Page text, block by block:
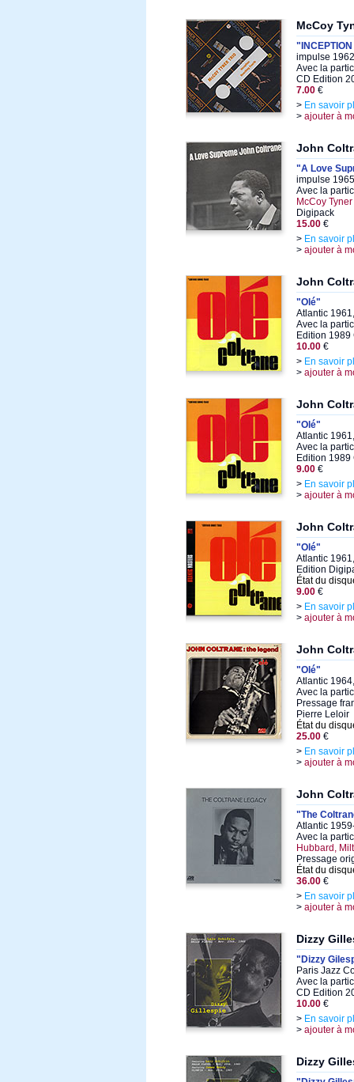
McCoy
impulse
Avec la
CD Edition
7.00 €
> En savoir
> ajouter à
John
"A Love
impulse
Avec la
McCoy Tyner
Digipack
15.00 €
> En savoir
> ajouter à
John
"Olé"
Atlantic
Avec la
Edition 1989
10.00 €
> En savoir
> ajouter à
John
"Olé"
Atlantic
Avec la
Edition 1989
9.00 €
> En savoir
> ajouter à
John
"Olé"
Atlantic
Edition
État du
9.00 €
> En savoir
> ajouter à
John
"Olé"
Atlantic
Avec la
Pressage
Pierre Leloir
État du
25.00 €
> En savoir
> ajouter à
John
"The
Atlantic
Avec la
Hubbard,
Pressage
État du
36.00 €
> En savoir
> ajouter à
Dizzy
"Dizzy
Paris Jazz
Avec la
CD Edition
10.00 €
> En savoir
> ajouter à
Dizzy